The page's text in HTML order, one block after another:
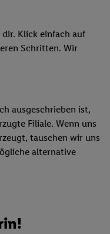
Klick einfach auf
Schritten. Wir
ausgeschrieben ist,
Filiale. Wenn uns
tauschen wir uns
alternative